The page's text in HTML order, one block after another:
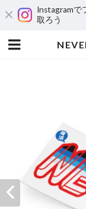
Instagramで
取ろう